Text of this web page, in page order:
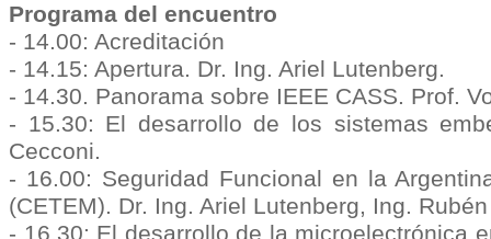
Programa del encuentro
- 14.00: Acreditación
- 14.15: Apertura. Dr. Ing. Ariel Lutenberg.
- 14.30. Panorama sobre IEEE CASS. Prof.
- 15.30: El desarrollo de los sistemas
Cecconi.
- 16.00: Seguridad Funcional en la
(CETEM). Dr. Ing. Ariel Lutenberg, Ing.
- 16.30: El desarrollo de la microelectrónica